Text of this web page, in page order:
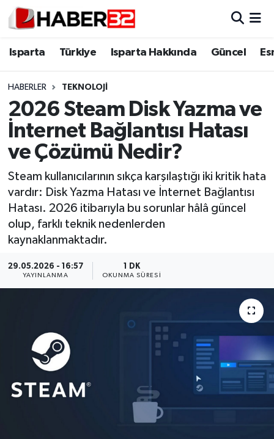
Isparta Türkiye Isparta Hakkında Güncel
HABERLER TEKNOLOJİ
2026 Steam Disk Yazma ve
İnternet Bağlantısı Hatası
ve Çözümü Nedir?
Steam kullanıcılarının sıkça karşılaştığı iki kritik hata
vardır: Disk Yazma Hatası ve İnternet Bağlantısı
Hatası. 2026 itibarıyla bu sorunlar hâlâ güncel
olup, farklı teknik nedenlerden
kaynaklanmaktadır.
29.05.2026 - 16:57
YAYINLANMA
1 DK
OKUNMA SÜRESI
Isparta
Esnaf Diyor ki;
ASAYİŞ
BİLİM VE TEKNOLOJİ
EĞİTİM
GENEL
Güncel
KÜLTÜR SANAT
MAGAZİN
Isparta Nöbetçi Eczaneler
Isparta Trafik Yoğunluk Haritası
Süper Lig Puan Durumu ve Fikstür
Tüm Manşetler
Son Dakika Haberleri
Haber Arşivi